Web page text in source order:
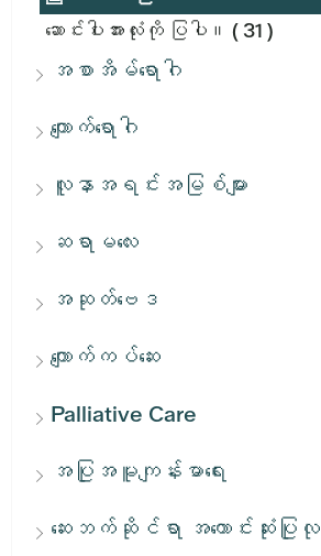
ဆောင်းပါးအားလုံးကို ပြပါ။ ( 31 )
အစာအိမ်ရောဂါ
ကျောက်ရောဂါ
လူနာအရင်းအမြစ်များ
ဆရာမလေး
အဆုတ်ဗေဒ
ကျောက်ကပ်ဆေး
Palliative Care
အပြုအမူကျန်းမာရေး
ဆေးဘက်ဆိုင်ရာ အကောင်းဆုံးပြု